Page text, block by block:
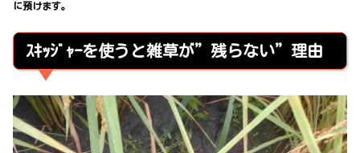
に預けます。
ｽｷｯｼﾞｬｰを使うと雑草が”残らない”理由